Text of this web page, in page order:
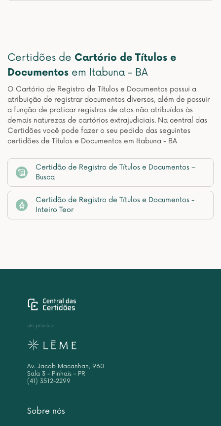
Certidões de Cartório de Títulos e
Documentos em Itabuna - BA
O Cartório de Registro de Títulos e Documentos possui a
atribuição de registrar documentos diversos, além de possuir
a função de praticar registros de atos não atribuídos às
demais naturezas de cartórios extrajudiciais. Na central das
Certidões você pode fazer o seu pedido das seguintes
certidões de Títulos e Documentos em Itabuna - BA
Certidão de Registro de Títulos e Documentos –
Busca
Certidão de Registro de Títulos e Documentos -
Inteiro Teor
Sobre nós
um produto
Av. Jacob Macanhan, 960
Sala 3 - Pinhais - PR
(41) 3512-2299